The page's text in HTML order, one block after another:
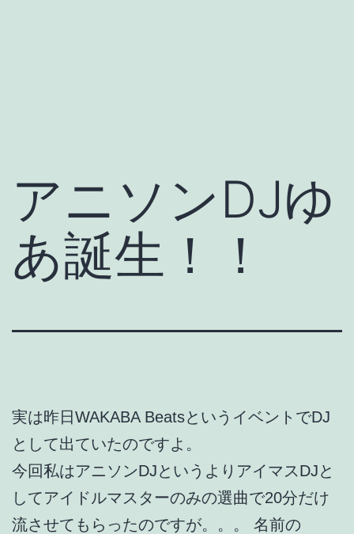
アニソンDJゆ
あ誕生！！
実は昨日WAKABA BeatsというイベントでDJ
として出ていたのですよ。
今回私はアニソンDJというよりアイマスDJと
してアイドルマスターのみの選曲で20分だけ
流させてもらったのですが。。。 名前の